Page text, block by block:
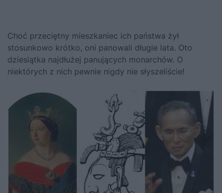
Choć przeciętny mieszkaniec ich państwa żył
stosunkowo krótko, oni panowali długie lata. Oto
dziesiątka najdłużej panujących monarchów. O
niektórych z nich pewnie nigdy nie słyszeliście!